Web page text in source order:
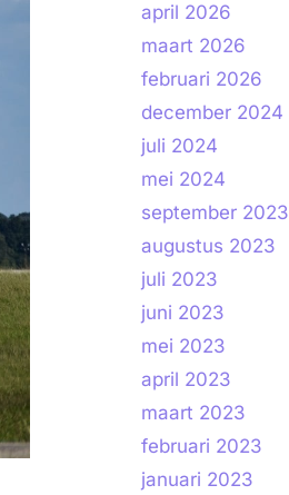
april 2026
maart 2026
februari 2026
december 2024
juli 2024
mei 2024
september 2023
augustus 2023
juli 2023
juni 2023
mei 2023
april 2023
maart 2023
februari 2023
januari 2023